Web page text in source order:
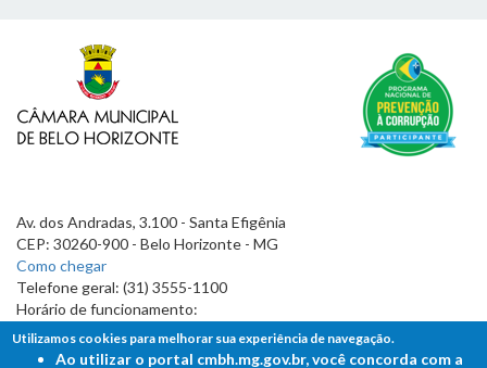
Av. dos Andradas, 3.100 - Santa Efigênia
CEP: 30260-900 - Belo Horizonte - MG
Como chegar
Telefone geral: (31) 3555-1100
Horário de funcionamento:
7h às 19h
Utilizamos cookies para melhorar sua experiência de navegação.
Ao utilizar o portal cmbh.mg.gov.br, você concorda com a